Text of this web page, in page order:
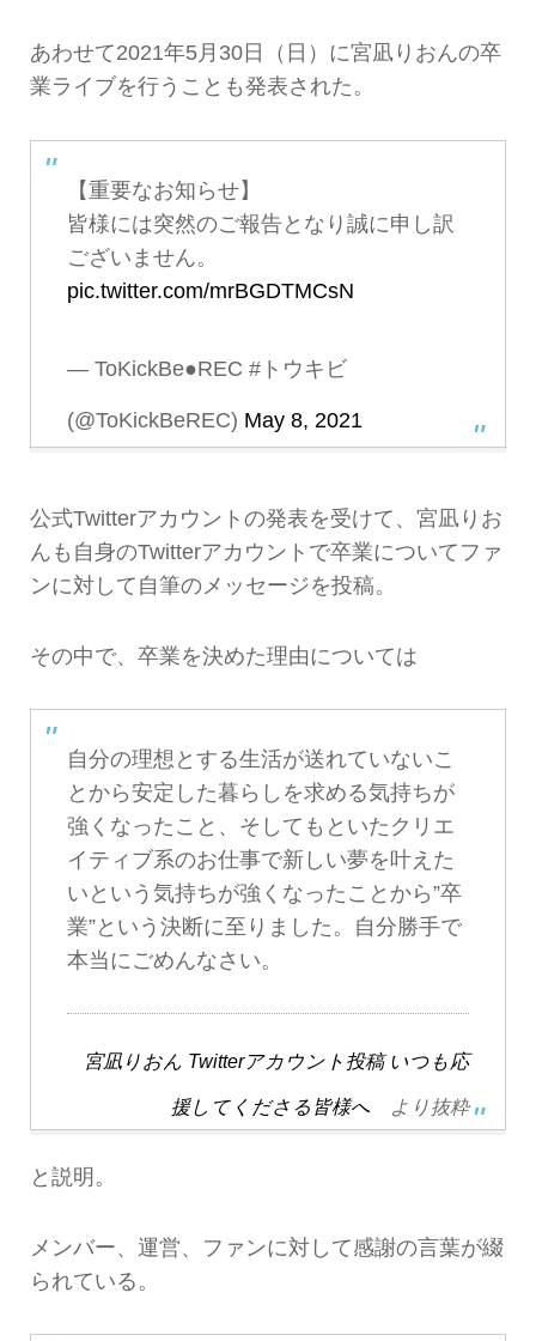
あわせて2021年5月30日（日）に宮凪りおんの卒
業ライブを行うことも発表された。
【重要なお知らせ】
皆様には突然のご報告となり誠に申し訳
ございません。
pic.twitter.com/mrBGDTMCsN
— ToKickBe●REC #トウキビ
(@ToKickBeREC) May 8, 2021
公式Twitterアカウントの発表を受けて、宮凪りお
んも自身のTwitterアカウントで卒業についてファ
ンに対して自筆のメッセージを投稿。
その中で、卒業を決めた理由については
自分の理想とする生活が送れていないこ
とから安定した暮らしを求める気持ちが
強くなったこと、そしてもといたクリエ
イティブ系のお仕事で新しい夢を叶えた
いという気持ちが強くなったことから”卒
業”という決断に至りました。自分勝手で
本当にごめんなさい。
宮凪りおん Twitterアカウント投稿 いつも応
援してくださる皆様へ より抜粋
と説明。
メンバー、運営、ファンに対して感謝の言葉が綴
られている。